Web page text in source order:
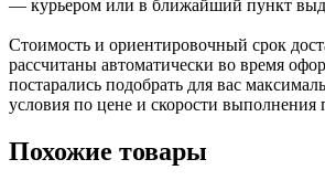
— курьером или в ближайший пункт
Стоимость и ориентировочный срок
рассчитаны автоматически во время
постарались подобрать для вас
условия по цене и скорости выполнения
Похожие товары